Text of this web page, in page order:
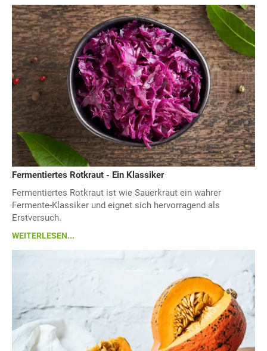
Fermentiertes Rotkraut - Ein Klassiker
Fermentiertes Rotkraut ist wie Sauerkraut ein wahrer
Fermente-Klassiker und eignet sich hervorragend als
Erstversuch.
WEITERLESEN...